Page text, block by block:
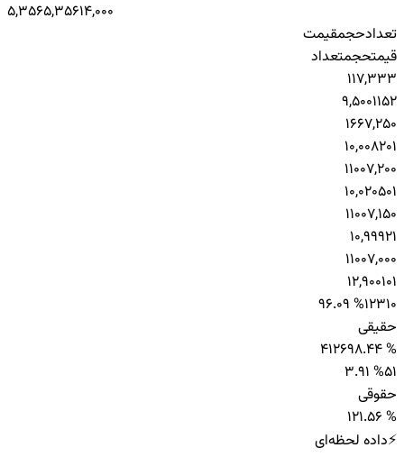
5,3565,35614,000
تعدادحجمقیمت
قیمتحجمتعداد
117,333
9,5001152
1667,250
10,008201
11007,200
10,020501
11007,150
10,99921
11007,000
12,900101
10
123
96.09 %
حقیقی
98.44 %
126
4
1
5
3.91 %
حقوقی
1.56 %
2
1
⚡داده لحظه‌ای